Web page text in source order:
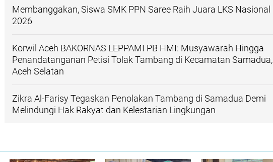
Membanggakan, Siswa SMK PPN Saree Raih Juara LKS Nasional
2026
Korwil Aceh BAKORNAS LEPPAMI PB HMI: Musyawarah Hingga
Penandatanganan Petisi Tolak Tambang di Kecamatan Samadua,
Aceh Selatan
Zikra Al-Farisy Tegaskan Penolakan Tambang di Samadua Demi
Melindungi Hak Rakyat dan Kelestarian Lingkungan